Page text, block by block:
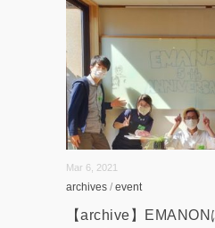
Mar 6, 2021
archives / event
【archive】